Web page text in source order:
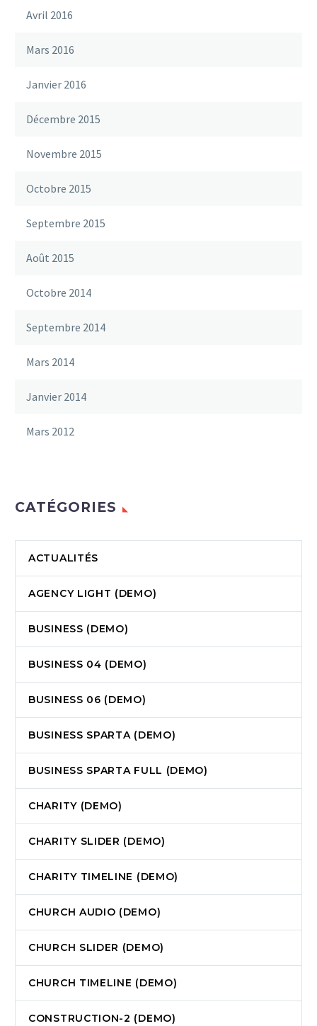
Avril 2016
Mars 2016
Janvier 2016
Décembre 2015
Novembre 2015
Octobre 2015
Septembre 2015
Août 2015
Octobre 2014
Septembre 2014
Mars 2014
Janvier 2014
Mars 2012
CATÉGORIES
ACTUALITÉS
AGENCY LIGHT (DEMO)
BUSINESS (DEMO)
BUSINESS 04 (DEMO)
BUSINESS 06 (DEMO)
BUSINESS SPARTA (DEMO)
BUSINESS SPARTA FULL (DEMO)
CHARITY (DEMO)
CHARITY SLIDER (DEMO)
CHARITY TIMELINE (DEMO)
CHURCH AUDIO (DEMO)
CHURCH SLIDER (DEMO)
CHURCH TIMELINE (DEMO)
CONSTRUCTION-2 (DEMO)